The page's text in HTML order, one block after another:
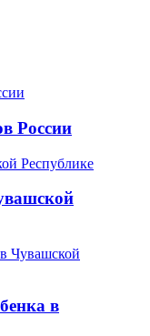
России
в